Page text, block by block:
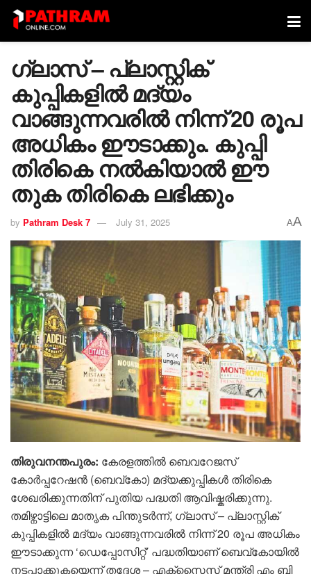
ഗ്ലാസ് – പ്ലാസ്റ്റിക്
കുപ്പികളിൽ മദ്യം
വാങ്ങുന്നവരിൽ നിന്ന് 20 രൂപ
അധികം ഈടാക്കും. കുപ്പി
തിരികെ നൽകിയാൽ ഈ
തുക തിരികെ ലഭിക്കും
by Pathram Desk 7 July 31, 2025 AA
തിരുവനന്തപുരം: കേരളത്തിൽ ബെവറേജസ്
കോർപ്പറേഷൻ (ബെവ്കോ) മദ്യക്കുപ്പികൾ തിരികെ
ശേഖരിക്കുന്നതിന് പുതിയ പദ്ധതി ആവിഷ്കരിക്കുന്നു.
തമിഴ്നാട്ടിലെ മാതൃക പിന്തുടർന്ന്, ഗ്ലാസ് – പ്ലാസ്റ്റിക്
കുപ്പികളിൽ മദ്യം വാങ്ങുന്നവരിൽ നിന്ന് 20 രൂപ അധികം
ഈടാക്കുന്ന ‘ഡെപ്പോസിറ്റ്’ പദ്ധതിയാണ് ബെവ്കോയിൽ
നടപ്പാക്കുകയെന്ന് തദ്ദേശ – എക്സൈസ് മന്ത്രി എം ബി